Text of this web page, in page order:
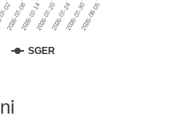
SGER
2026-07-08 2026-07-24
02 2026-07-142026-07-20 2026-07-302026-08-05